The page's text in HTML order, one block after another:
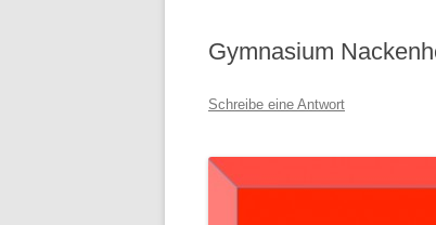
Gymnasium
Schreibe eine Antwort